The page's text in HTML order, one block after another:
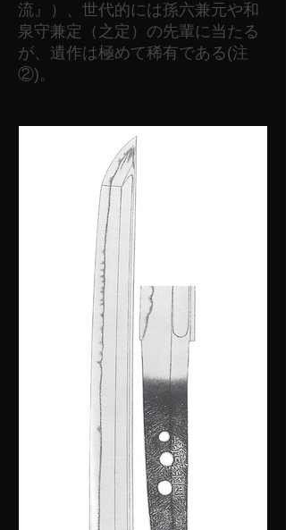
流』）、世代的には孫六兼元や和
泉守兼定（之定）の先輩に当たる
が、遺作は極めて稀有である(注
②)。